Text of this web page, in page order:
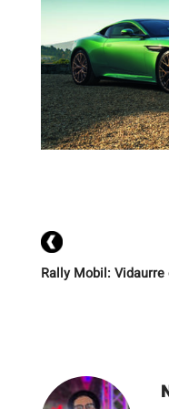
Rally Mobil: